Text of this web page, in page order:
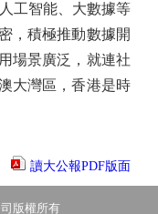
工智能、大數據等
，積極推動數據開
場景廣泛，就連社
大灣區，香港是時
讀大公報PDF版面
版權所有